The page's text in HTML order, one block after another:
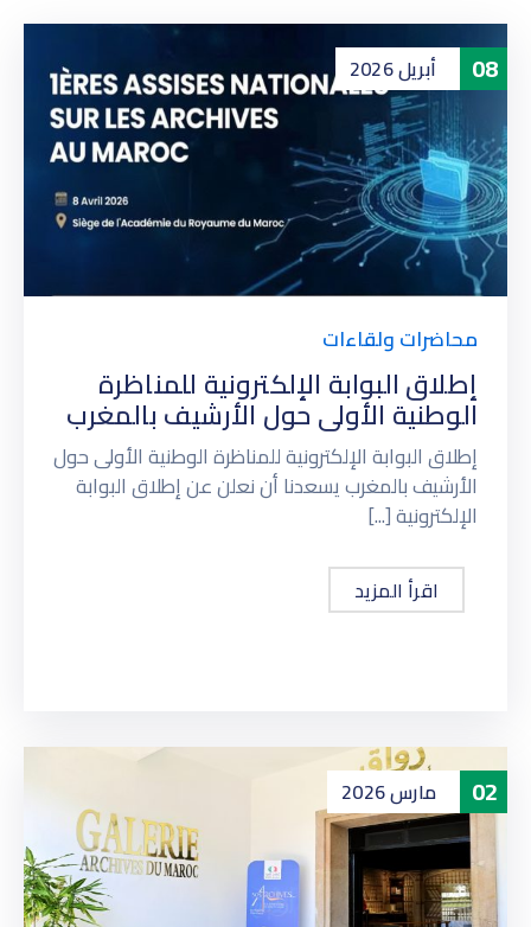
08 أبريل2026
محاضرات ولقاءات
إطلاق البوابة الإلكترونية للمناظرة
الوطنية الأولى حول الأرشيف بالمغرب
إطلاق البوابة الإلكترونية للمناظرة الوطنية الأولى حول
الأرشيف بالمغرب يسعدنا أن نعلن عن إطلاق البوابة
الإلكترونية [...]
اقرأ المزيد
02 مارس2026